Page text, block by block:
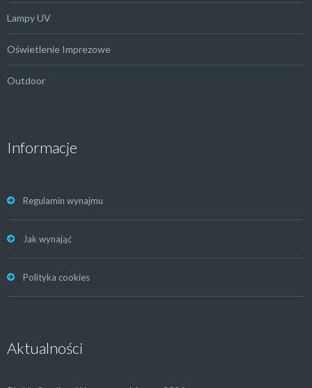
Lampy UV
Oświetlenie Imprezowe
Outdoor
Informacje
Regulamin wynajmu
Jak wynająć
Polityka cookies
Aktualności